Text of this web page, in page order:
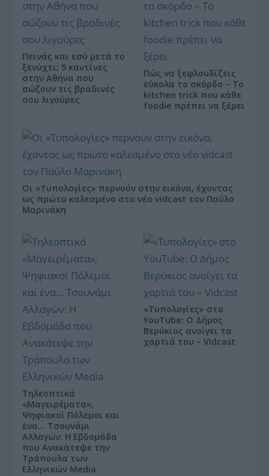
Πεινάς και εσύ μετά το
ξενύχτι; 5 καντίνες
στην Αθήνα που
σώζουν τις βραδινές
σου λιγούρες
Πώς να ξεφλουδίζεις
εύκολα το σκόρδο – Το
kitchen trick που κάθε
foodie πρέπει να ξέρει
Οι «Τυπολογίες» περνούν στην εικόνα, έχοντας
ως πρώτο καλεσμένο στο νέο vidcast τον Παύλο
Μαρινάκη
Τηλεοπτικά
«Μαγειρέματα»,
Ψηφιακοί Πόλεμοι και
ένα… Τσουνάμι
Αλλαγών: Η Εβδομάδα
που Ανακάτεψε την
Τράπουλα των
Ελληνικών Media
«Τυπολογίες» στο
YouTube: Ο Δήμος
Βερύκιος ανοίγει τα
χαρτιά του – Vidcast